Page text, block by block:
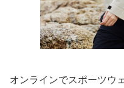
オンラインでスポーツウ